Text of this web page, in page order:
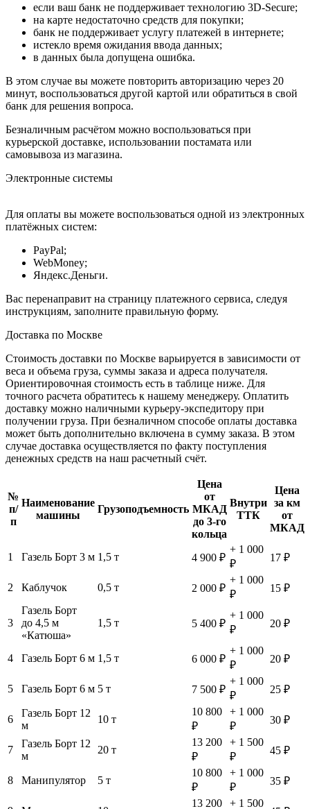
если ваш банк не поддерживает технологию 3D-Secure;
на карте недостаточно средств для покупки;
банк не поддерживает услугу платежей в интернете;
истекло время ожидания ввода данных;
в данных была допущена ошибка.
В этом случае вы можете повторить авторизацию через 20
минут, воспользоваться другой картой или обратиться в свой
банк для решения вопроса.
Безналичным расчётом можно воспользоваться при
курьерской доставке, использовании постамата или
самовывоза из магазина.
Электронные системы
Для оплаты вы можете воспользоваться одной из электронных
платёжных систем:
PayPal;
WebMoney;
Яндекс.Деньги.
Вас перенаправит на страницу платежного сервиса, следуя
инструкциям, заполните правильную форму.
Доставка по Москве
Стоимость доставки по Москве варьируется в зависимости от
веса и объема груза, суммы заказа и адреса получателя.
Ориентировочная стоимость есть в таблице ниже. Для
точного расчета обратитесь к нашему менеджеру. Оплатить
доставку можно наличными курьеру-экспедитору при
получении груза. При безналичном способе оплаты доставка
может быть дополнительно включена в сумму заказа. В этом
случае доставка осуществляется по факту поступления
денежных средств на наш расчетный счёт.
№
п/
п
Наименование
машины
Грузоподъемность
Цена
от
МКАД
до 3-го
кольца
Внутри
ТТК
Цена
за км
от
МКАД
1 Газель Борт 3 м 1,5 т 4 900 ₽
+ 1 000
₽
17 ₽
2 Каблучок 0,5 т 2 000 ₽
+ 1 000
₽
15 ₽
3
Газель Борт
до 4,5 м
«Катюша»
1,5 т 5 400 ₽
+ 1 000
₽
20 ₽
4 Газель Борт 6 м 1,5 т 6 000 ₽
+ 1 000
₽
20 ₽
5 Газель Борт 6 м 5 т 7 500 ₽
+ 1 000
₽
25 ₽
6
Газель Борт 12
м
10 т
10 800
₽
+ 1 000
₽
30 ₽
7
Газель Борт 12
м
20 т
13 200
₽
+ 1 500
₽
45 ₽
8 Манипулятор 5 т
10 800
₽
+ 1 000
₽
35 ₽
13 200 + 1 500